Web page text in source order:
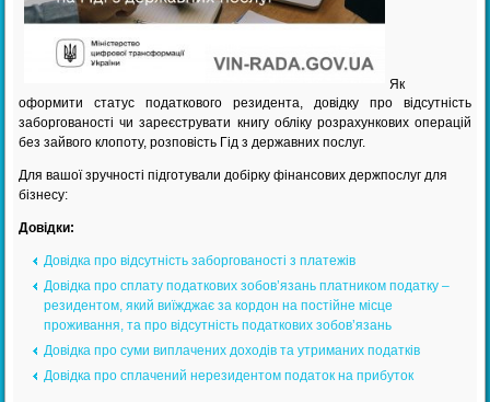
Як
оформити статус податкового резидента, довідку про відсутність
заборгованості чи зареєструвати книгу обліку розрахункових операцій
без зайвого клопоту, розповість Гід з державних послуг.
Для вашої зручності підготували добірку фінансових держпослуг для
бізнесу:
Довідки:
Довідка про відсутність заборгованості з платежів
Довідка про сплату податкових зобов’язань платником податку –
резидентом, який виїжджає за кордон на постійне місце
проживання, та про відсутність податкових зобов’язань
Довідка про суми виплачених доходів та утриманих податків
Довідка про сплачений нерезидентом податок на прибуток